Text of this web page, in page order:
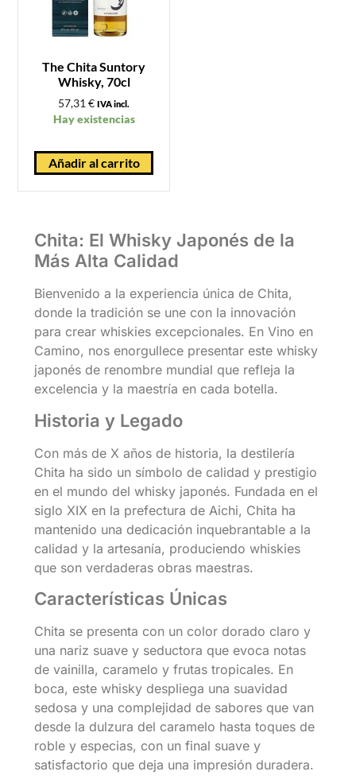
The Chita Suntory
Whisky, 70cl
57,31€ IVA incl.
Hay existencias
Añadir al carrito
Chita: El Whisky Japonés de la
Más Alta Calidad
Bienvenido a la experiencia única de Chita,
donde la tradición se une con la innovación
para crear whiskies excepcionales. En Vino en
Camino, nos enorgullece presentar este whisky
japonés de renombre mundial que refleja la
excelencia y la maestría en cada botella.
Historia y Legado
Con más de X años de historia, la destilería
Chita ha sido un símbolo de calidad y prestigio
en el mundo del whisky japonés. Fundada en el
siglo XIX en la prefectura de Aichi, Chita ha
mantenido una dedicación inquebrantable a la
calidad y la artesanía, produciendo whiskies
que son verdaderas obras maestras.
Características Únicas
Chita se presenta con un color dorado claro y
una nariz suave y seductora que evoca notas
de vainilla, caramelo y frutas tropicales. En
boca, este whisky despliega una suavidad
sedosa y una complejidad de sabores que van
desde la dulzura del caramelo hasta toques de
roble y especias, con un final suave y
satisfactorio que deja una impresión duradera.